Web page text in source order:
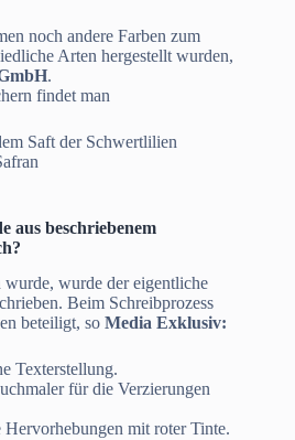
noch andere Farben zum
Arten hergestellt wurden,
.
findet man
Saft der Schwertlilien
aus beschriebenem
wurde der eigentliche
Beim Schreibprozess
beteiligt, so Media Exklusiv:
Texterstellung.
für die Verzierungen
mit roter Tinte.